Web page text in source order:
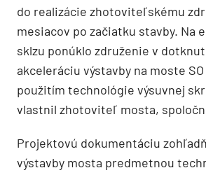
do realizácie zhotoviteľskému
mesiacov po začiatku stavby. Na
sklzu ponúklo združenie v
akceleráciu výstavby na moste
použitím technológie výsuvnej
vlastnil zhotoviteľ mosta,
Projektovú dokumentáciu
výstavby mosta predmetnou